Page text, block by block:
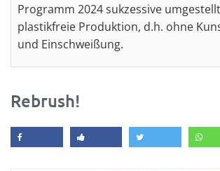
Programm 2024 sukzessive
plastikfreie Produktion, d.h. ohne
und Einschweißung.
Rebrush!